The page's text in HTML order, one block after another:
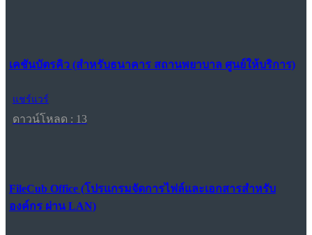
เคชันบัตรคิว (สำหรับธนาคาร สถานพยาบาล ศูนย์ให้บริการ)
แชร์แวร์
ดาวน์โหลด : 13
FileCub Office (โปรแกรมจัดการไฟล์และเอกสารสำหรับ
องค์กร ผ่าน LAN)